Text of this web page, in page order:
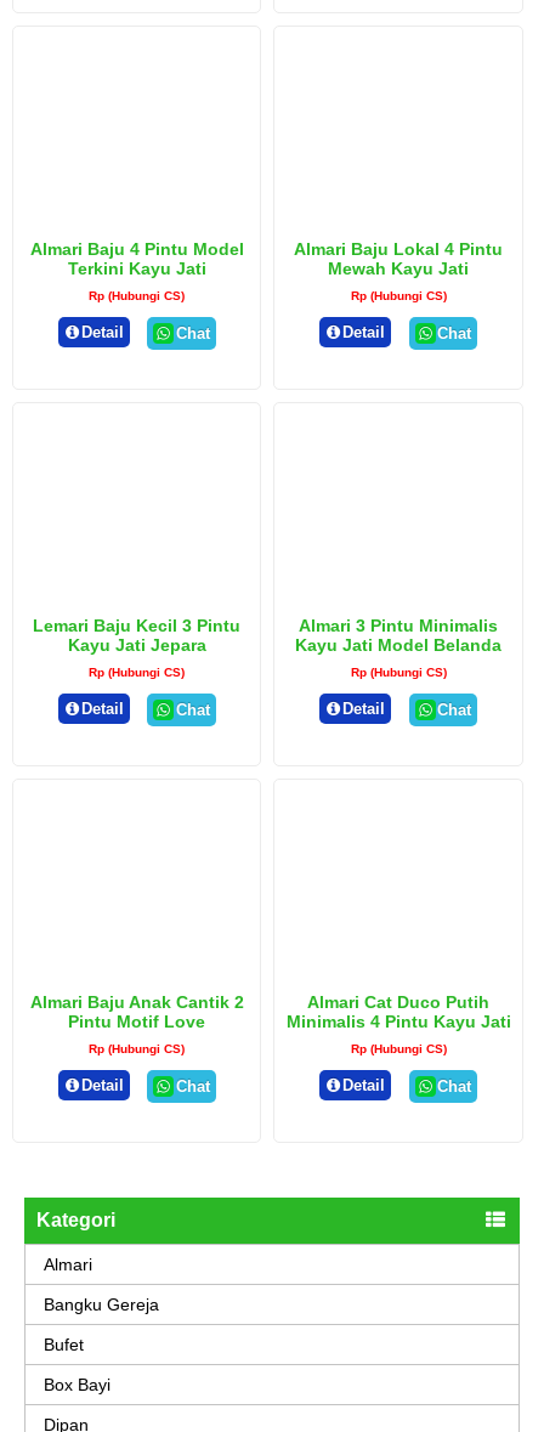
Almari Baju 4 Pintu Model
Terkini Kayu Jati
Rp (Hubungi CS)
Detail Chat
Almari Baju Lokal 4 Pintu
Mewah Kayu Jati
Rp (Hubungi CS)
Detail Chat
Lemari Baju Kecil 3 Pintu
Kayu Jati Jepara
Rp (Hubungi CS)
Detail Chat
Almari 3 Pintu Minimalis
Kayu Jati Model Belanda
Rp (Hubungi CS)
Detail Chat
Almari Baju Anak Cantik 2
Pintu Motif Love
Rp (Hubungi CS)
Detail Chat
Almari Cat Duco Putih
Minimalis 4 Pintu Kayu Jati
Rp (Hubungi CS)
Detail Chat
Kategori
Almari
Bangku Gereja
Bufet
Box Bayi
Dipan